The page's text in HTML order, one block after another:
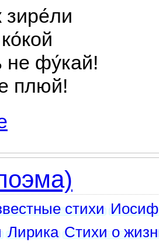
не фу́кай!
плюй!
стихи Иосиф
Лирика Стихи о